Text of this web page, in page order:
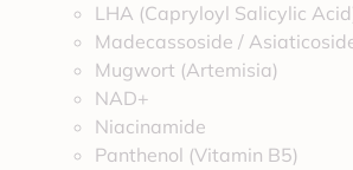
LHA (Capryloyl Salicylic
Madecassoside /
Mugwort (Artemisia)
NAD+
Niacinamide
Panthenol (Vitamin B5)